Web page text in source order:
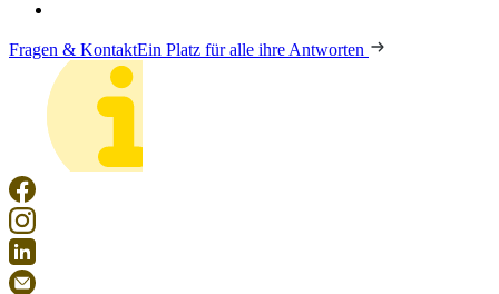
Fragen & KontaktEin Platz für alle ihre Antworten